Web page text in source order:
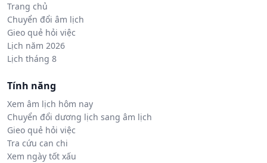
Trang chủ
Chuyển đổi âm lịch
Gieo quẻ hỏi việc
Lịch năm 2026
Lịch tháng 8
Tính năng
Xem âm lịch hôm nay
Chuyển đổi dương lịch sang âm lịch
Gieo quẻ hỏi việc
Tra cứu can chi
Xem ngày tốt xấu